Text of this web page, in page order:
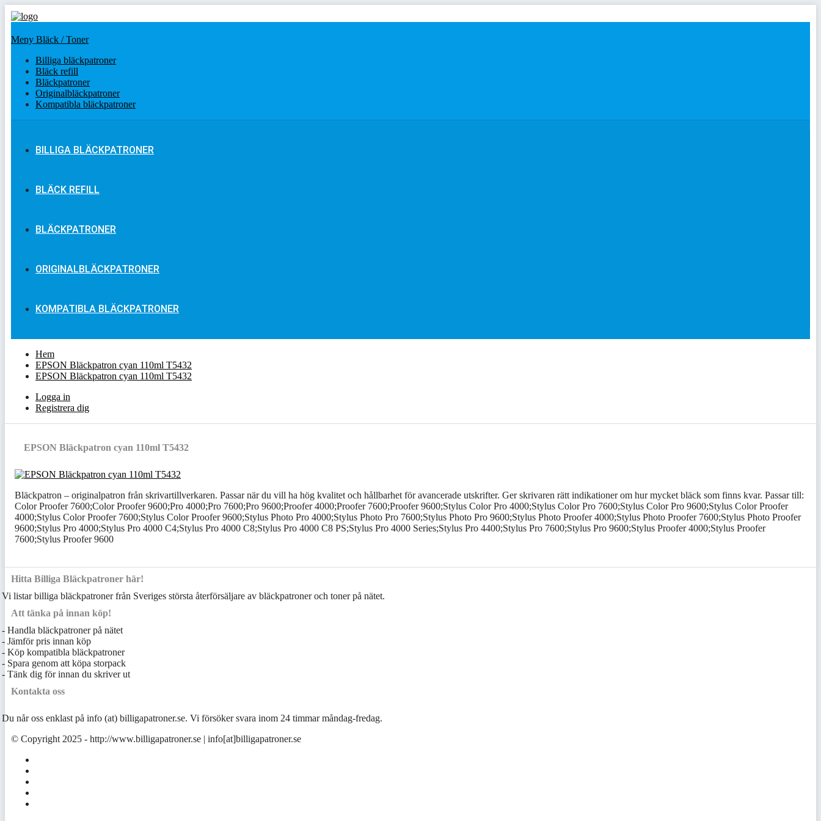
Meny Bläck / Toner
Billiga bläckpatroner
Bläck refill
Bläckpatroner
Originalbläckpatroner
Kompatibla bläckpatroner
BILLIGA BLÄCKPATRONER
BLÄCK REFILL
BLÄCKPATRONER
ORIGINALBLÄCKPATRONER
KOMPATIBLA BLÄCKPATRONER
Hem
EPSON Bläckpatron cyan 110ml T5432
EPSON Bläckpatron cyan 110ml T5432
Logga in
Registrera dig
EPSON Bläckpatron cyan 110ml T5432
Bläckpatron – originalpatron från skrivartillverkaren. Passar när du vill ha hög kvalitet och hållbarhet för avancerade utskrifter. Ger skrivaren rätt indikationer om hur mycket bläck som finns kvar. Passar till:
Color Proofer 7600;Color Proofer 9600;Pro 4000;Pro 7600;Pro 9600;Proofer 4000;Proofer 7600;Proofer 9600;Stylus Color Pro 4000;Stylus Color Pro 7600;Stylus Color Pro 9600;Stylus Color Proofer
4000;Stylus Color Proofer 7600;Stylus Color Proofer 9600;Stylus Photo Pro 4000;Stylus Photo Pro 7600;Stylus Photo Pro 9600;Stylus Photo Proofer 4000;Stylus Photo Proofer 7600;Stylus Photo Proofer
9600;Stylus Pro 4000;Stylus Pro 4000 C4;Stylus Pro 4000 C8;Stylus Pro 4000 C8 PS;Stylus Pro 4000 Series;Stylus Pro 4400;Stylus Pro 7600;Stylus Pro 9600;Stylus Proofer 4000;Stylus Proofer
7600;Stylus Proofer 9600
Hitta Billiga Bläckpatroner här!
Vi listar billiga bläckpatroner från Sveriges största återförsäljare av bläckpatroner och toner på nätet.
Att tänka på innan köp!
- Handla bläckpatroner på nätet
- Jämför pris innan köp
- Köp kompatibla bläckpatroner
- Spara genom att köpa storpack
- Tänk dig för innan du skriver ut
Kontakta oss
Du når oss enklast på info (at) billigapatroner.se. Vi försöker svara inom 24 timmar måndag-fredag.
© Copyright 2025 - http://www.billigapatroner.se | info[at]billigapatroner.se